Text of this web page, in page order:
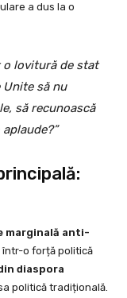
a dus la o
o lovitură de stat
Unite să nu
să recunoască
marginală anti-
într-o forță politică
diaspora
politică tradițională.